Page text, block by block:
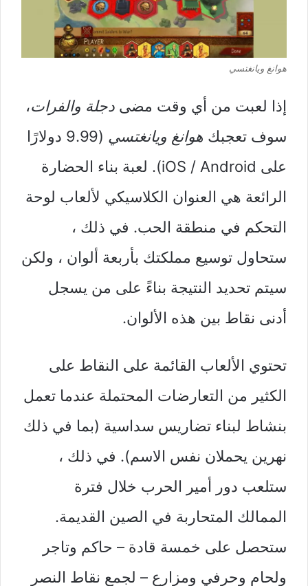
هوانغ ويانغتسي
إذا لعبت من أي وقت مضى دجلة والفرات،
سوف تعجبك هوانغ ويانغتسي
(9.99 دولارًا
على iOS / Android). لعبة بناء الحضارة
الرائعة هي العنوان الكلاسيكي لألعاب لوحة
التحكم في منطقة الحب. في ذلك ،
ستحاول توسيع مملكتك بأربعة ألوان ، ولكن
سيتم تحديد النتيجة بناءً على من يسجل
أدنى نقاط بين هذه الألوان.
تحتوي الألعاب القائمة على النقاط على
الكثير من التعارضات المحتملة عندما تعمل
بنشاط لبناء تضاريس سداسية (بما في ذلك
نهرين يحملان نفس الاسم). في ذلك ،
ستلعب دور أمير الحرب خلال فترة
الممالك المتحاربة في الصين القديمة.
ستحصل على خمسة قادة – حاكم وتاجر
ولحام وحرفي ومزارع – لجمع نقاط النصر